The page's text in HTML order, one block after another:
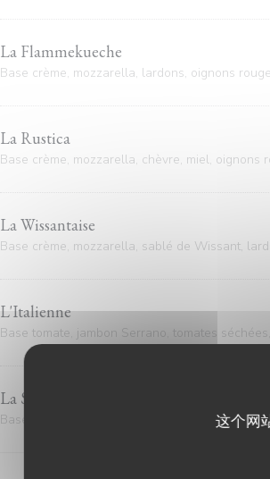
这个网
La Flammekueche
Base crème, mozzarella, lardons, oignons
La Rustica
Base crème, mozzarella, chèvre, miel, oignons
La Wissantaise
Base crème, mozzarella, sablé de Wissant,
L'Italienne
Base tomate, jambon Serrano, tomates
La Saumon
Base crème, mozzarella, saumon fumé,